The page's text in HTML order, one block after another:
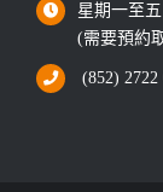
星期一至
(需要預約
(852) 2722